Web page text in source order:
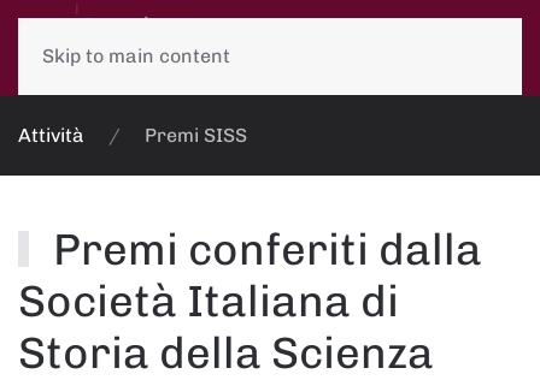
Skip to main content
Attività Premi SISS
Premi conferiti dalla
Società Italiana di
Storia della Scienza